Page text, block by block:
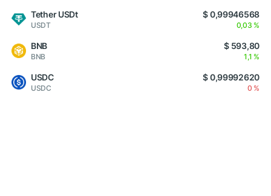
Tether USDt
USDT
$ 0,99946568
0,03 %
BNB
BNB
$ 593,80
1,1 %
USDC
USDC
$ 0,99992620
0 %